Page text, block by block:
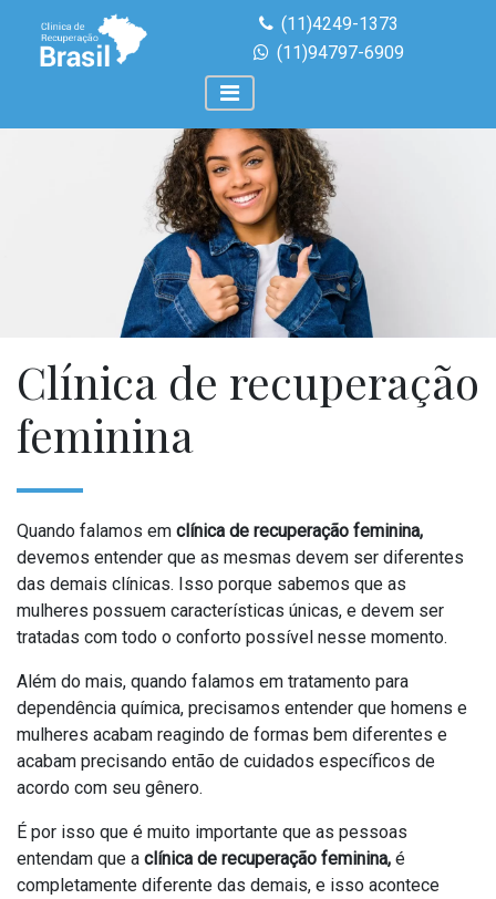
(11)4249-1373
(11)94797-6909
Clínica de recuperação
feminina
Quando falamos em clínica de recuperação feminina,
devemos entender que as mesmas devem ser diferentes
das demais clínicas. Isso porque sabemos que as
mulheres possuem características únicas, e devem ser
tratadas com todo o conforto possível nesse momento.
Além do mais, quando falamos em tratamento para
dependência química, precisamos entender que homens e
mulheres acabam reagindo de formas bem diferentes e
acabam precisando então de cuidados específicos de
acordo com seu gênero.
É por isso que é muito importante que as pessoas
entendam que a clínica de recuperação feminina, é
completamente diferente das demais, e isso acontece